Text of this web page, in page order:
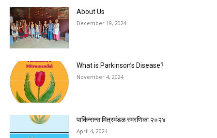
About Us
December 19, 2024
What is Parkinson’s Disease?
November 4, 2024
पार्किन्सन्स मित्रमंडळ स्मरणिका २०२४
April 4, 2024